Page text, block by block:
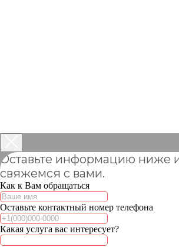
Оставьте информацию ниже
свяжемся с вами.
Как к Вам обращаться
Оставьте контактный номер телефона
Какая услуга вас интересует?